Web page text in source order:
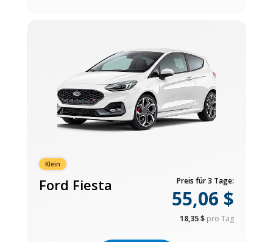
Klein
Ford Fiesta Preis für 3 Tage:
55,06 $
18,35 $ pro Tag